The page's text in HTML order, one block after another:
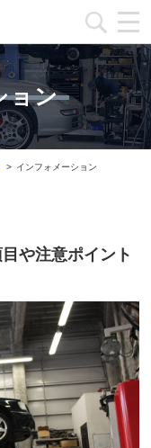
ョン
インフォメーション
や注意ポイント